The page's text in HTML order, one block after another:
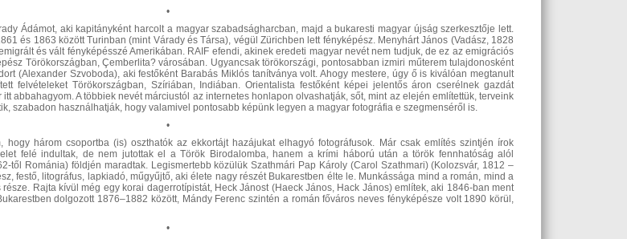
•
Ádámot, aki kapitányként harcolt a magyar szabadságharcban, majd a bukaresti magyar újság szerkesztője lett.
és 1863 között Turinban (mint Várady és Társa), végül Zürichben lett fényképész. Menyhárt János (Vadász, 1828
és vált fényképésszé Amerikában. RAIF efendi, akinek eredeti magyar nevét nem tudjuk, de ez az emigrációs
Törökországban, Çemberlita? városában. Ugyancsak törökországi, pontosabban izmiri műterem tulajdonosként
(Alexander Szvoboda), aki festőként Barabás Miklós tanítványa volt. Ahogy mestere, úgy ő is kiválóan megtanult
felvételeket Törökországban, Szíriában, Indiában. Orientalista festőként képei jelentős áron cserélnek gazdát
abbahagyom. A többiek nevét márciustól az internetes honlapon olvashatják, sőt, mint az elején említettük, terveink
szabadon használhatják, hogy valamivel pontosabb képünk legyen a magyar fotográfia e szegmenséről is.
•
hogy három csoportba (is) oszthatók az ekkortájt hazájukat elhagyó fotográfusok. Már csak említés szintjén írok
felé indultak, de nem jutottak el a Török Birodalomba, hanem a krími háború után a török fennhatóság alól
től Románia) földjén maradtak. Legismertebb közülük Szathmári Pap Károly (Carol Szathmari) (Kolozsvár, 1812 –
festő, litográfus, lapkiadó, műgyűjtő, aki élete nagy részét Bukarestben élte le. Munkássága mind a román, mind a
Rajta kívül még egy korai dagerrotípistát, Heck Jánost (Haeck János, Hack János) említek, aki 1846-ban ment
dolgozott 1876–1882 között, Mándy Ferenc szintén a román főváros neves fényképésze volt 1890 körül,
•